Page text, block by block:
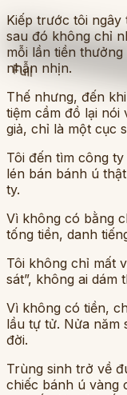
Full
Kiếp trước tôi
sau đó không chỉ
mỗi lần tiền
nhẫn nhịn.
Thế nhưng, đến
tiệm cầm đồ lại nói
giả, chỉ là một cục
Tôi đến tìm công
lén bán bánh ú
ty.
Vì không có bằng
tống tiền, danh
Tôi không chỉ mất
sát”, không ai dám
Vì không có tiền,
lầu tự tử. Nửa năm
đời.
Trùng sinh trở về
chiếc bánh ú vàng